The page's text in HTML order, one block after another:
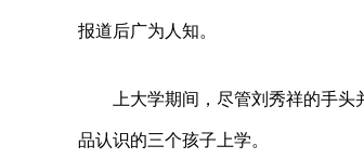
报道后广为人知。
上大学期间，尽管刘秀祥的手
品认识的三个孩子上学。